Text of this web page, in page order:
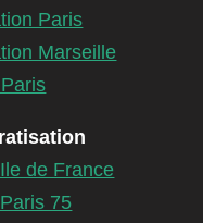
Paris
Marseille
de France
75